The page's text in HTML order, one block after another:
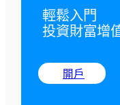
輕鬆入門
投資財富增
開戶